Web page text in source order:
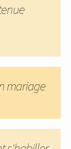
mariage